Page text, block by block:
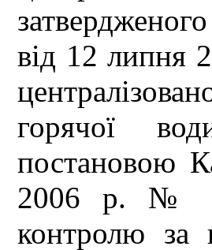
від 12 липня
горячої
постановою
2006 р. №
контролю за